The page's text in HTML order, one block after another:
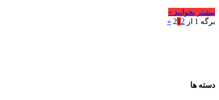
بیشتر بخوانید »
برگه 1 از 2
1 2
»
دسته ها